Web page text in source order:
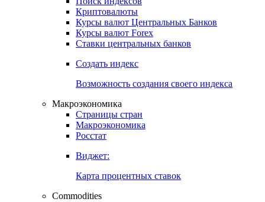
Получить доступ
Индикаторы рынка
Поиск индексов
Курсы валют Центральных Банков
Ставки центральных банков
Создать индекс
Возможность создания своего индекса
Страницы стран
Росстат
Виджет: